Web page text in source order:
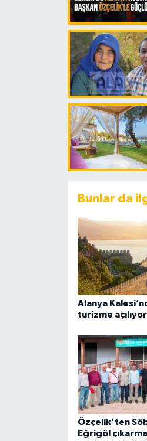
Bunlar da
Alanya
turizme açılıyor
Özçelik’ten
Eğrigöl